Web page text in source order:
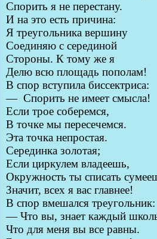
Спорить я не перестану.
И на это есть причина:
Я треугольника вершину
Соединяю с серединой
Стороны. К тому же я
Делю всю площадь пополам!
В спор вступила биссектриса:
— Спорить не имеет смысла!
Если трое соберемся,
В точке мы пересечемся.
Эта точка непростая.
Серединка золотая;
Если циркулем владеешь,
Окружность ты списать
Значит, всех я вас главнее!
В спор вмешался треугольник:
— Что вы, знает каждый
Что для меня вы все равны.